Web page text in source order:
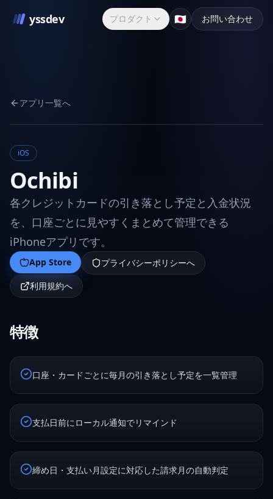
yssdev プロダクト 🇯🇵 お問い合わせ
アプリ一覧へ
iOS
Ochibi
各クレジットカードの引き落とし予定と入金状況
を、口座ごとに見やすくまとめて管理できる
iPhoneアプリです。
App Store
プライバシーポリシーへ
利用規約へ
特徴
口座・カードごとに毎月の引き落とし予定を一覧管理
支払日前にローカル通知でリマインド
締め日・支払い月設定に対応した請求月の自動判定